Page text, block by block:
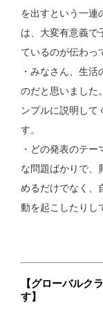
を出すという⼀連
は、⼤変有意義で
ているのが伝わっ
・みなさん、⽣
のだと思いました
ンプルに説明して
す。
・どの発表のテ
な問題ばかりで、
めるだけでなく、
動を起こしたりし
【グローバルク
す】